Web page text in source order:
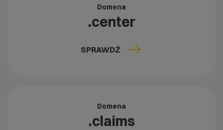
Domena
.center
SPRAWDŹ
Domena
.claims